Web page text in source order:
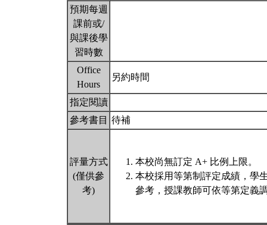
預期每週
課前或/
與課後學
習時數
Office
Hours
另約時間
指定閱讀
參考書目 待補
評量方式
(僅供參
考)
本校尚無訂定 A+ 比例上限。
本校採用等第制評定成績，學
參考，授課教師可依等第定義